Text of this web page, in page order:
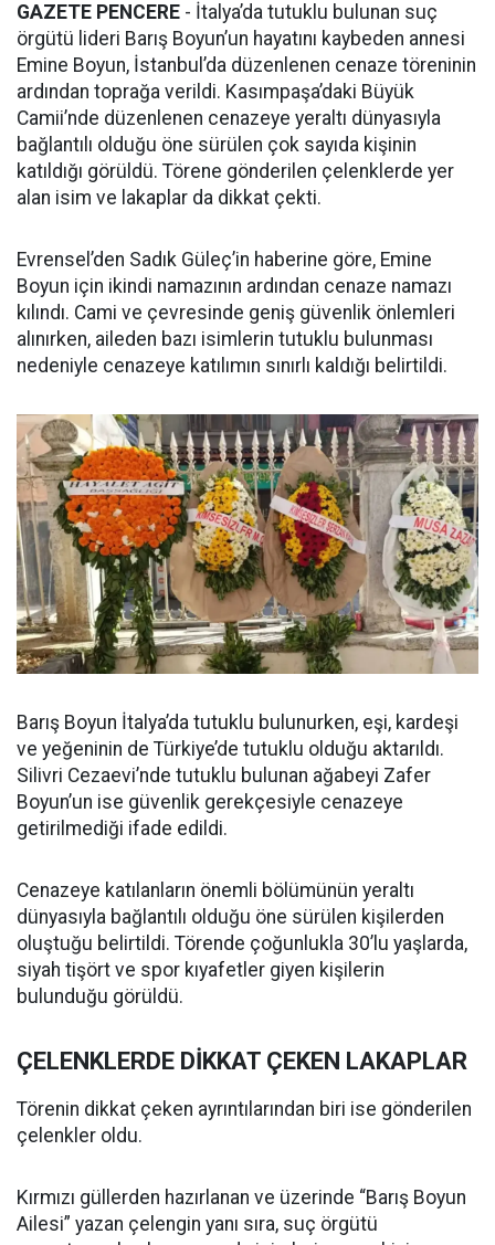
GAZETE PENCERE - İtalya’da tutuklu bulunan suç
örgütü lideri Barış Boyun’un hayatını kaybeden annesi
Emine Boyun, İstanbul’da düzenlenen cenaze töreninin
ardından toprağa verildi. Kasımpaşa’daki Büyük
Camii’nde düzenlenen cenazeye yeraltı dünyasıyla
bağlantılı olduğu öne sürülen çok sayıda kişinin
katıldığı görüldü. Törene gönderilen çelenklerde yer
alan isim ve lakaplar da dikkat çekti.
Evrensel’den Sadık Güleç’in haberine göre, Emine
Boyun için ikindi namazının ardından cenaze namazı
kılındı. Cami ve çevresinde geniş güvenlik önlemleri
alınırken, aileden bazı isimlerin tutuklu bulunması
nedeniyle cenazeye katılımın sınırlı kaldığı belirtildi.
Barış Boyun İtalya’da tutuklu bulunurken, eşi, kardeşi
ve yeğeninin de Türkiye’de tutuklu olduğu aktarıldı.
Silivri Cezaevi’nde tutuklu bulunan ağabeyi Zafer
Boyun’un ise güvenlik gerekçesiyle cenazeye
getirilmediği ifade edildi.
Cenazeye katılanların önemli bölümünün yeraltı
dünyasıyla bağlantılı olduğu öne sürülen kişilerden
oluştuğu belirtildi. Törende çoğunlukla 30’lu yaşlarda,
siyah tişört ve spor kıyafetler giyen kişilerin
bulunduğu görüldü.
ÇELENKLERDE DİKKAT ÇEKEN LAKAPLAR
Törenin dikkat çeken ayrıntılarından biri ise gönderilen
çelenkler oldu.
Kırmızı güllerden hazırlanan ve üzerinde “Barış Boyun
Ailesi” yazan çelengin yanı sıra, suç örgütü